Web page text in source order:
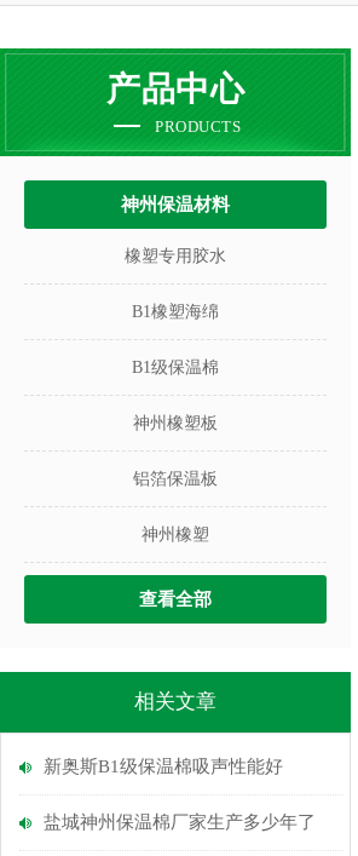
产品中心
PRODUCTS
神州保温材料
橡塑专用胶水
B1橡塑海绵
B1级保温棉
神州橡塑板
铝箔保温板
神州橡塑
查看全部
相关文章
新奥斯B1级保温棉吸声性能好
盐城神州保温棉厂家生产多少年了